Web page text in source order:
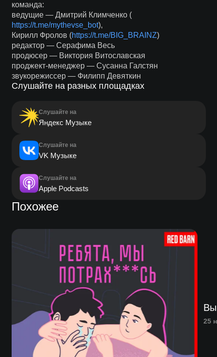
команда:
ведущие — Дмитрий Климченко (
https://t.me/mythevse_bot),
Кирилл Фролов (https://t.me/BIG_BRAINZ)
редактор — Серафима Весь
продюсер — Виктория Витославская
проджект-менеджер — Сусанна Галстян
звукорежиссер — Филипп Девяткин
Слушайте на разных площадках
Слушайте на
Яндекс Музыке
Слушайте на
VK Музыке
Слушайте на
Apple Podcasts
Похожее